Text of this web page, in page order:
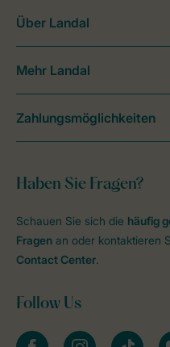
Haben Sie Fragen?
Schauen Sie sich die häufig
Fragen an oder kontaktieren
Contact Center.
Follow Us
facebookinstagramtiktok
Über Landal
Mehr Landal
Zahlungsmöglichkeiten